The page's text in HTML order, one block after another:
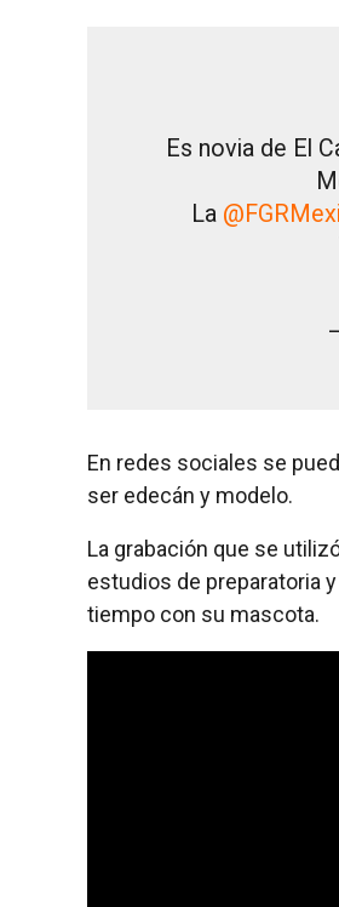
Es novia de El
La
En redes sociales se
ser edecán y modelo.
La grabación que se
estudios de preparatoria
tiempo con su mascota.